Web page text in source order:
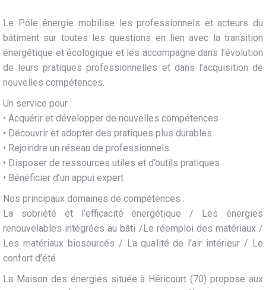
Le Pôle énergie mobilise les professionnels et acteurs du
bâtiment sur toutes les questions en lien avec la transition
énergétique et écologique et les accompagne dans l’évolution
de leurs pratiques professionnelles et dans l’acquisition de
nouvelles compétences.
Un service pour :
• Acquérir et développer de nouvelles compétences
• Découvrir et adopter des pratiques plus durables
• Rejoindre un réseau de professionnels
• Disposer de ressources utiles et d’outils pratiques
• Bénéficier d’un appui expert
Nos principaux domaines de compétences :
La sobriété et l’efficacité énergétique / Les énergies
renouvelables intégrées au bâti /Le réemploi des matériaux /
Les matériaux biosourcés / La qualité de l’air intérieur / Le
confort d’été
La Maison des énergies située à Héricourt (70) propose aux